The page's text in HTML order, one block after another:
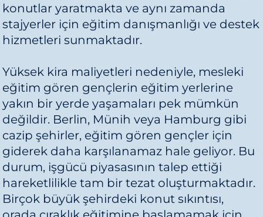
konutlar yaratmakta ve aynı zamanda
stajyerler için eğitim danışmanlığı ve destek
hizmetleri sunmaktadır.
Yüksek kira maliyetleri nedeniyle, mesleki
eğitim gören gençlerin eğitim yerlerine
yakın bir yerde yaşamaları pek mümkün
değildir. Berlin, Münih veya Hamburg gibi
cazip şehirler, eğitim gören gençler için
giderek daha karşılanamaz hale geliyor. Bu
durum, işgücü piyasasının talep ettiği
hareketlilikle tam bir tezat oluşturmaktadır.
Birçok büyük şehirdeki konut sıkıntısı,